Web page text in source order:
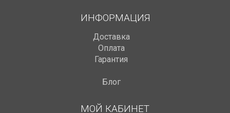
ИНФОРМАЦИЯ
Доставка
Оплата
Гарантия
Блог
МОЙ КАБИНЕТ